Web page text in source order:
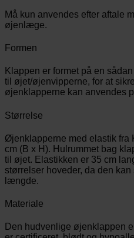
Må kun anvendes efter aftale
øjenlæge.
Formen
Klappen er formet på en
til øjet/øjenvipperne, for at
øjenklapperne kan anvendes
Størrelse
Øjenklapperne med elastik fra
cm (B x H). Hulrummet bag
til øjet. Elastikken er 35 cm
størrelser hoveder, da den
længde.
Materiale
Den hudvenlige øjenklappen